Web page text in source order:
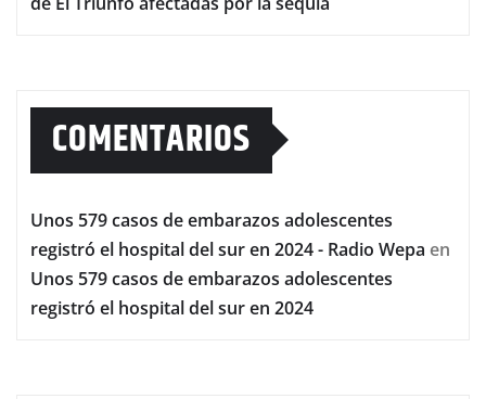
COMENTARIOS
Unos 579 casos de embarazos adolescentes
registró el hospital del sur en 2024 - Radio Wepa en
Unos 579 casos de embarazos adolescentes
registró el hospital del sur en 2024